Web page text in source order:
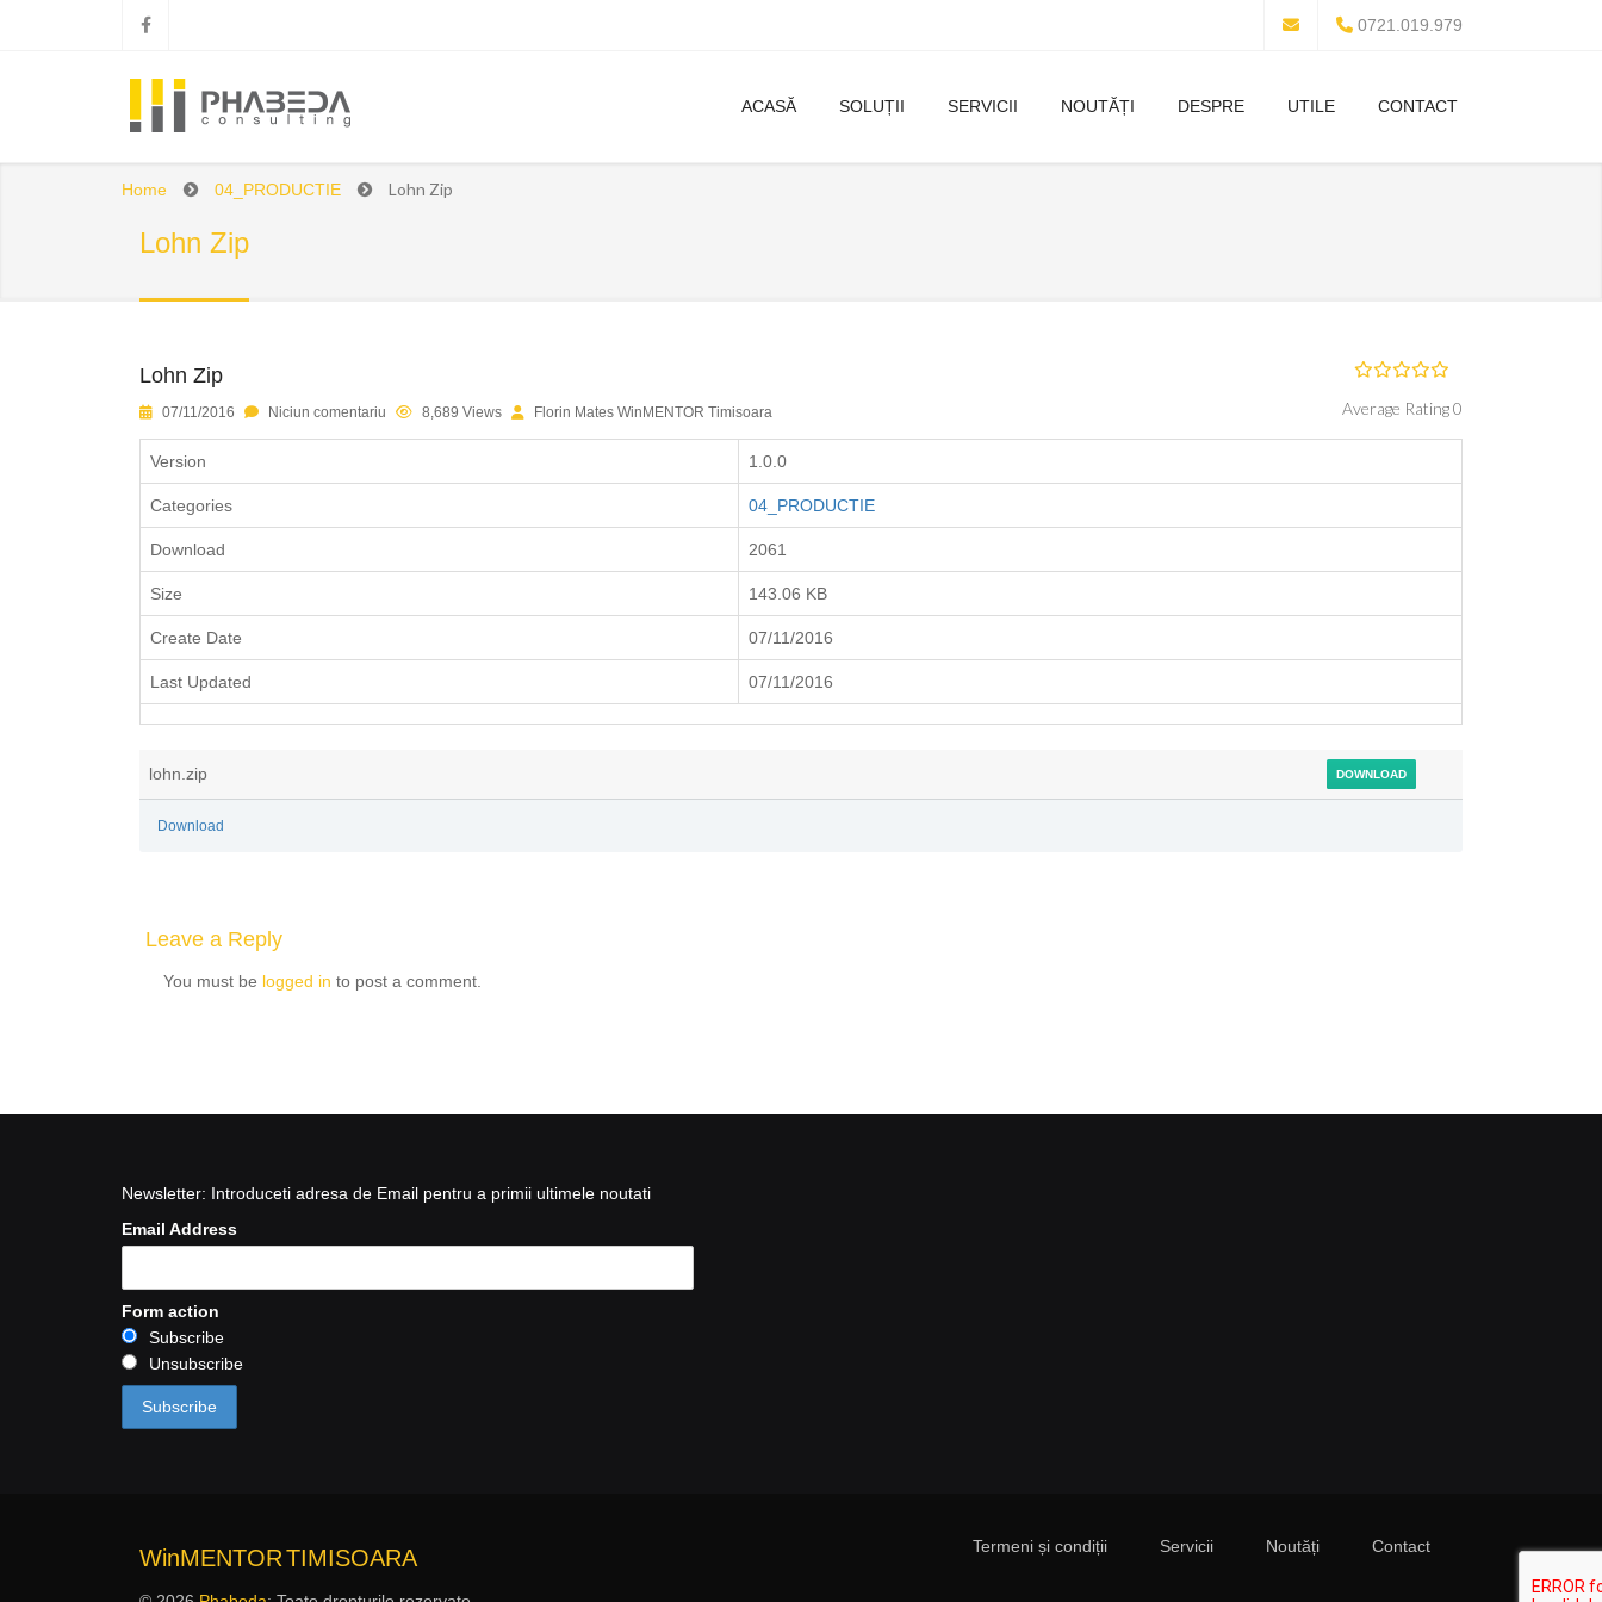
0721.019.979
ACASĂ SOLUȚII SERVICII NOUTĂȚI DESPRE UTILE CONTACT
Lohn Zip
Home 04_PRODUCTIE Lohn Zip
Lohn Zip
1 2 3 4
Average Rating 0
07/11/2016 Niciun comentariu 8,689 Views Florin Mates WinMENTOR Timisoara
Version 1.0.0
Categories 04_PRODUCTIE
Download 2061
Size 143.06 KB
Create Date 07/11/2016
Last Updated 07/11/2016
lohn.zip DOWNLOAD
Download
Leave a Reply
You must be logged in to post a comment.
Newsletter: Introduceti adresa de Email pentru a primii ultimele noutati
Email Address
Form action
Subscribe
Unsubscribe
WinMENTORTIMISOARA Termeni și condiții Servicii Noutăți Contact